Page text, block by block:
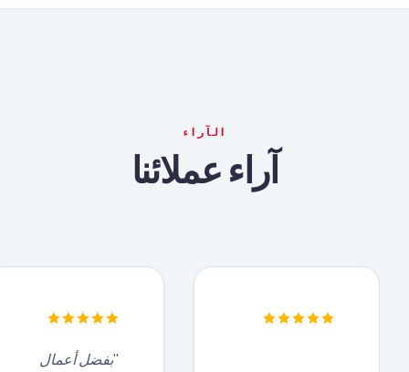
الآراء
آراء عملائنا
"بفضل أعمال